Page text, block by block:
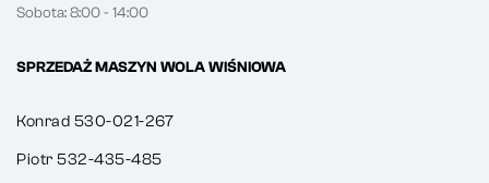
Sobota: 8:00 - 14:00
SPRZEDAŻ MASZYN WOLA WIŚNIOWA
Konrad 530-021-267
Piotr 532-435-485